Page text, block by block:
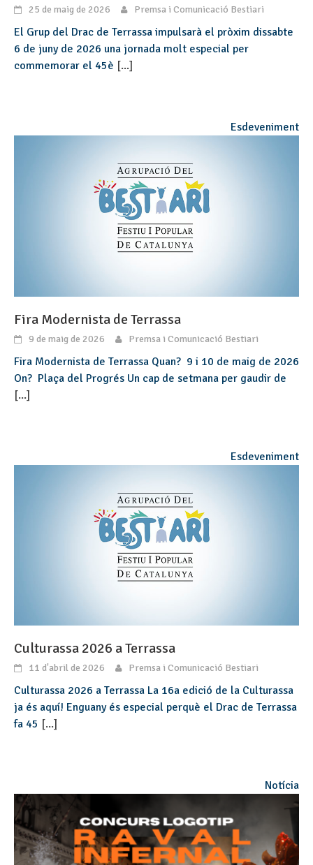
25 de maig de 2026 Premsa i Comunicació Bestiari
El Grup del Drac de Terrassa impulsarà el pròxim dissabte
6 de juny de 2026 una jornada molt especial per
commemorar el 45è [...]
Esdeveniment
Fira Modernista de Terrassa
9 de maig de 2026 Premsa i Comunicació Bestiari
Fira Modernista de Terrassa Quan? 9 i 10 de maig de 2026
On? Plaça del Progrés Un cap de setmana per gaudir de
[...]
Esdeveniment
Culturassa 2026 a Terrassa
11 d'abril de 2026 Premsa i Comunicació Bestiari
Culturassa 2026 a Terrassa La 16a edició de la Culturassa
ja és aquí! Enguany és especial perquè el Drac de Terrassa
fa 45 [...]
Notícia